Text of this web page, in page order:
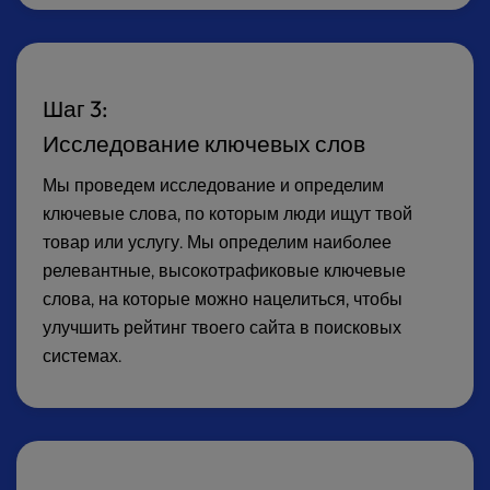
Шаг 3:
Исследование ключевых слов
Мы проведем исследование и определим
ключевые слова, по которым люди ищут твой
товар или услугу. Мы определим наиболее
релевантные, высокотрафиковые ключевые
слова, на которые можно нацелиться, чтобы
улучшить рейтинг твоего сайта в поисковых
системах.